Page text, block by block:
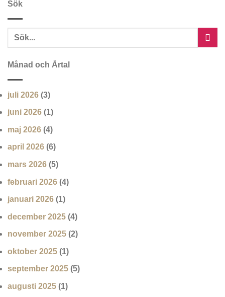
Sök
Månad och Årtal
juli 2026 (3)
juni 2026 (1)
maj 2026 (4)
april 2026 (6)
mars 2026 (5)
februari 2026 (4)
januari 2026 (1)
december 2025 (4)
november 2025 (2)
oktober 2025 (1)
september 2025 (5)
augusti 2025 (1)